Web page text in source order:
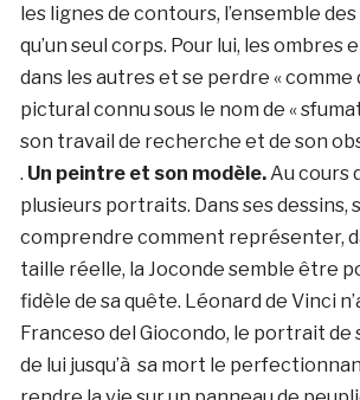
les lignes de contours, l’ensemble
qu’un seul corps. Pour lui, les
dans les autres et se perdre «
pictural connu sous le nom de «
son travail de recherche et de son
. Un peintre et son modèle.Au cours
plusieurs portraits. Dans ses dessins,
comprendre comment représenter,
taille réelle, la Joconde semble être
fidèle de sa quête. Léonard de Vinci
Franceso del Giocondo, le portrait de
de lui jusqu’à sa mort le